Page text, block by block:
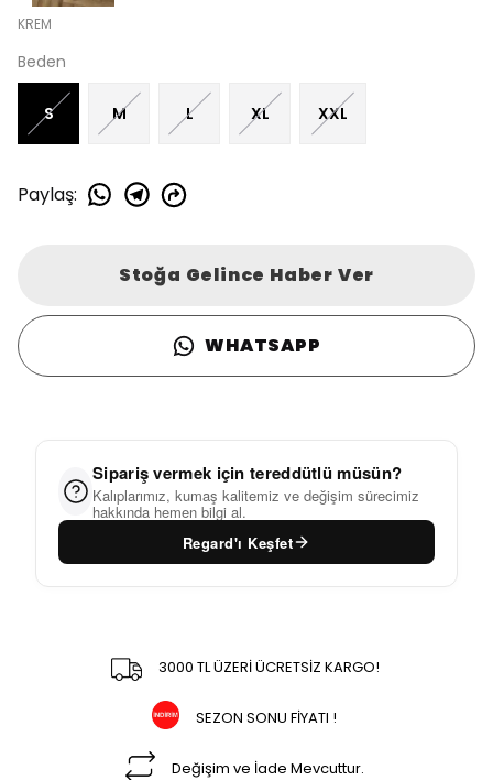
KREM
Beden
S M L XL XXL
Paylaş:
Stoğa Gelince Haber Ver
WHATSAPP
Sipariş vermek için tereddütlü müsün?
Kalıplarımız, kumaş kalitemiz ve değişim sürecimiz
hakkında hemen bilgi al.
Regard'ı Keşfet
3000 TL ÜZERİ ÜCRETSİZ KARGO!
SEZON SONU FİYATI !
Değişim ve İade Mevcuttur.